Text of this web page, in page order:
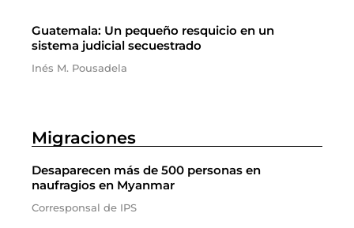
Guatemala: Un pequeño resquicio en un
sistema judicial secuestrado
Inés M. Pousadela
Migraciones
Desaparecen más de 500 personas en
naufragios en Myanmar
Corresponsal de IPS